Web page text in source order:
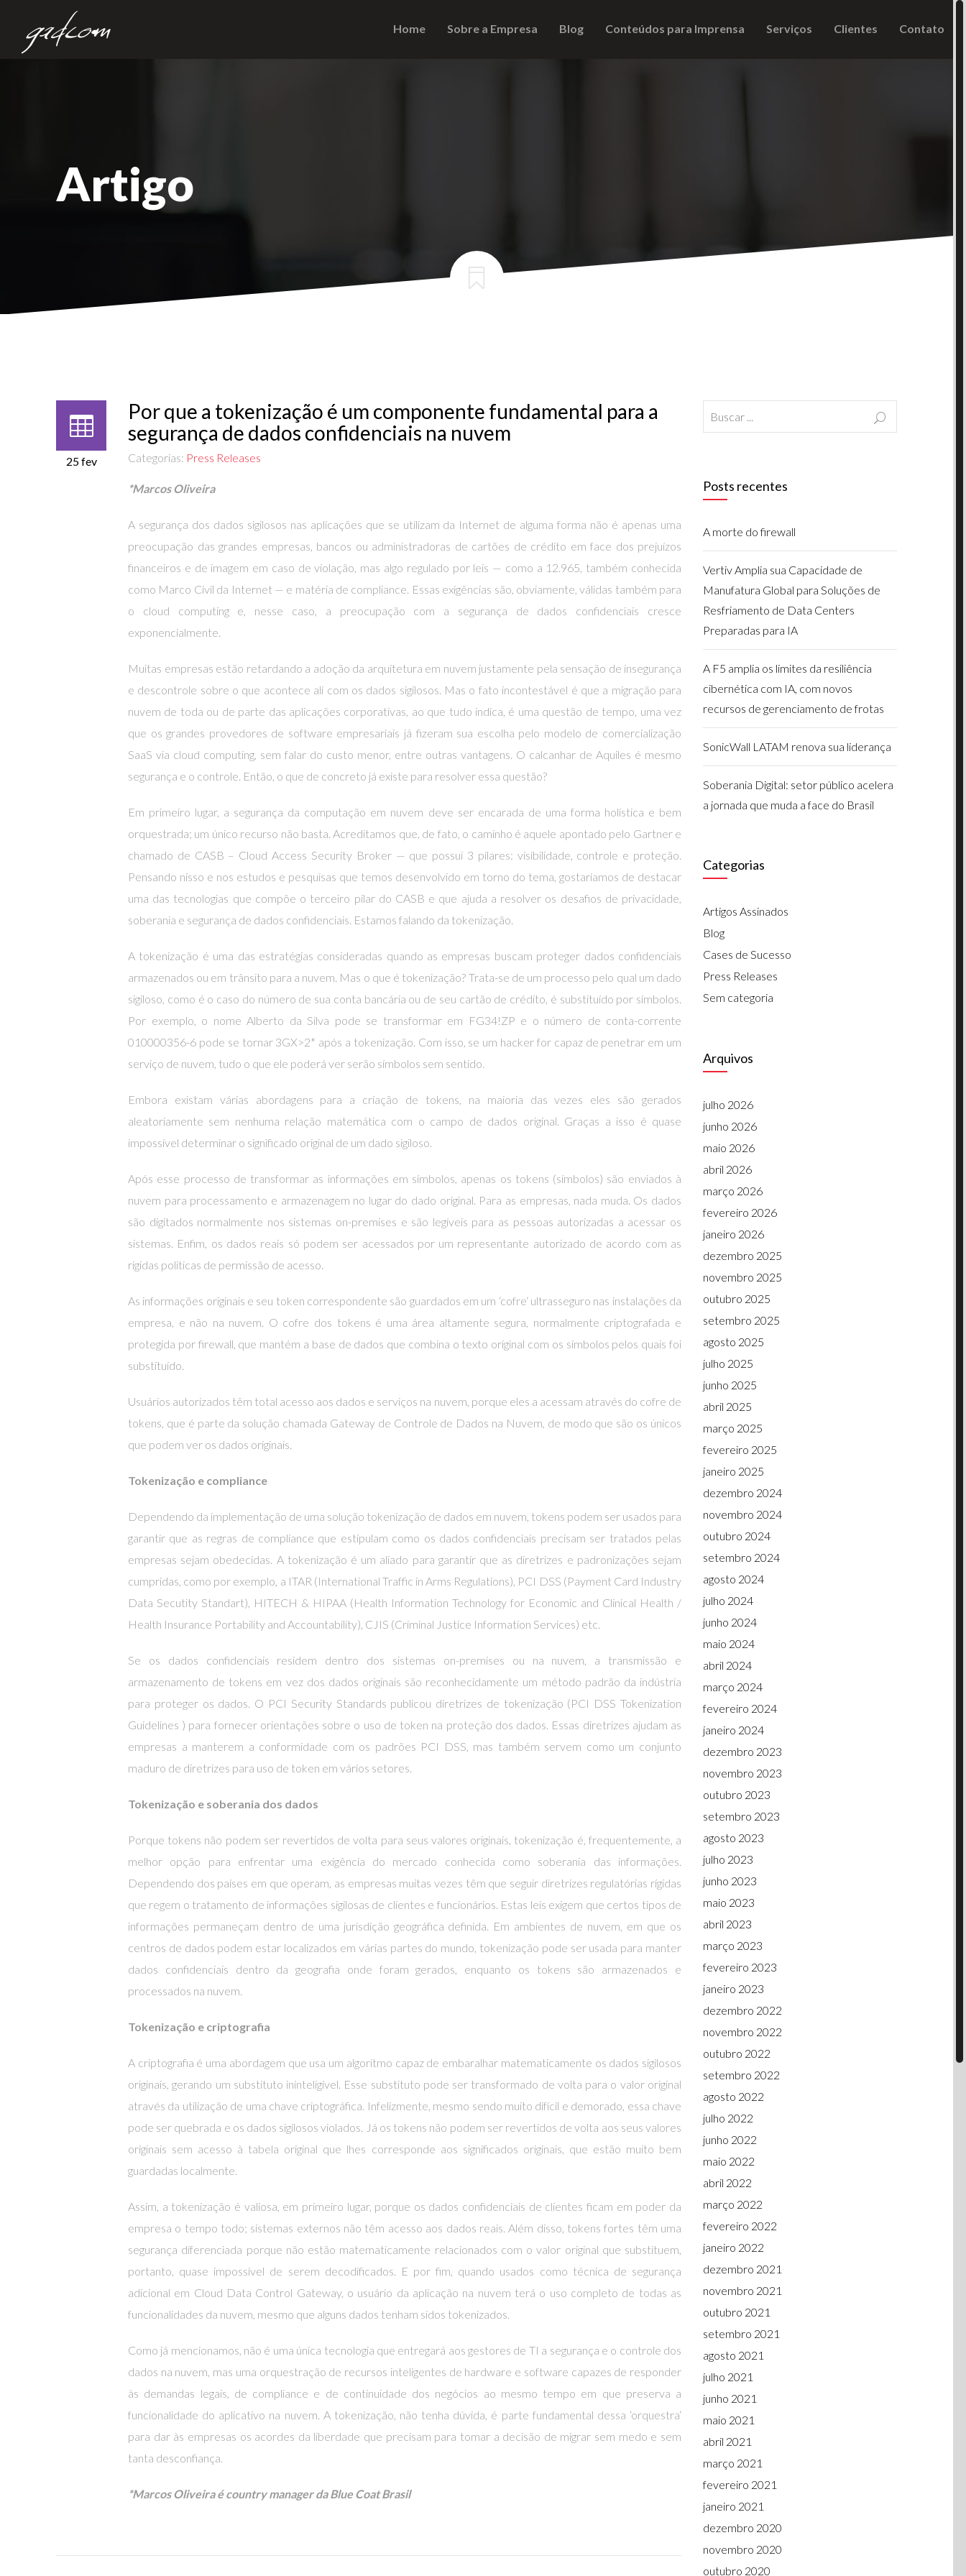
Home Sobre a Empresa Blog Conteúdos para Imprensa Serviços Clientes Contato
Artigo
25 fev
Por que a tokenização é um componente fundamental para a
segurança de dados confidenciais na nuvem
Categorias: Press Releases
*Marcos Oliveira
A segurança dos dados sigilosos nas aplicações que se utilizam da Internet de alguma forma não é apenas uma
preocupação das grandes empresas, bancos ou administradoras de cartões de crédito em face dos prejuízos
financeiros e de imagem em caso de violação, mas algo regulado por leis — como a 12.965, também conhecida
como Marco Civil da Internet — e matéria de compliance. Essas exigências são, obviamente, válidas também para
o cloud computing e, nesse caso, a preocupação com a segurança de dados confidenciais cresce
exponencialmente.
Muitas empresas estão retardando a adoção da arquitetura em nuvem justamente pela sensação de insegurança
e descontrole sobre o que acontece ali com os dados sigilosos. Mas o fato incontestável é que a migração para
nuvem de toda ou de parte das aplicações corporativas, ao que tudo indica, é uma questão de tempo, uma vez
que os grandes provedores de software empresariais já fizeram sua escolha pelo modelo de comercialização
SaaS via cloud computing, sem falar do custo menor, entre outras vantagens. O calcanhar de Aquiles é mesmo
segurança e o controle. Então, o que de concreto já existe para resolver essa questão?
Em primeiro lugar, a segurança da computação em nuvem deve ser encarada de uma forma holística e bem
orquestrada; um único recurso não basta. Acreditamos que, de fato, o caminho é aquele apontado pelo Gartner e
chamado de CASB – Cloud Access Security Broker — que possui 3 pilares: visibilidade, controle e proteção.
Pensando nisso e nos estudos e pesquisas que temos desenvolvido em torno do tema, gostaríamos de destacar
uma das tecnologias que compõe o terceiro pilar do CASB e que ajuda a resolver os desafios de privacidade,
soberania e segurança de dados confidenciais. Estamos falando da tokenização.
A tokenização é uma das estratégias consideradas quando as empresas buscam proteger dados confidenciais
armazenados ou em trânsito para a nuvem. Mas o que é tokenização? Trata-se de um processo pelo qual um dado
sigiloso, como é o caso do número de sua conta bancária ou de seu cartão de crédito, é substituído por símbolos.
Por exemplo, o nome Alberto da Silva pode se transformar em FG34!ZP e o número de conta-corrente
010000356-6 pode se tornar 3GX>2* após a tokenização. Com isso, se um hacker for capaz de penetrar em um
serviço de nuvem, tudo o que ele poderá ver serão símbolos sem sentido.
Embora existam várias abordagens para a criação de tokens, na maioria das vezes eles são gerados
aleatoriamente sem nenhuma relação matemática com o campo de dados original. Graças a isso é quase
impossível determinar o significado original de um dado sigiloso.
Após esse processo de transformar as informações em símbolos, apenas os tokens (símbolos) são enviados à
nuvem para processamento e armazenagem no lugar do dado original. Para as empresas, nada muda. Os dados
são digitados normalmente nos sistemas on-premises e são legíveis para as pessoas autorizadas a acessar os
sistemas. Enfim, os dados reais só podem ser acessados por um representante autorizado de acordo com as
rígidas políticas de permissão de acesso.
As informações originais e seu token correspondente são guardados em um ‘cofre‘ ultrasseguro nas instalações da
empresa, e não na nuvem. O cofre dos tokens é uma área altamente segura, normalmente criptografada e
protegida por firewall, que mantém a base de dados que combina o texto original com os símbolos pelos quais foi
substituído.
Usuários autorizados têm total acesso aos dados e serviços na nuvem, porque eles a acessam através do cofre de
tokens, que é parte da solução chamada Gateway de Controle de Dados na Nuvem, de modo que são os únicos
que podem ver os dados originais.
Tokenização e compliance
Dependendo da implementação de uma solução tokenização de dados em nuvem, tokens podem ser usados para
garantir que as regras de compliance que estipulam como os dados confidenciais precisam ser tratados pelas
empresas sejam obedecidas. A tokenização é um aliado para garantir que as diretrizes e padronizações sejam
cumpridas, como por exemplo, a ITAR (International Traffic in Arms Regulations), PCI DSS (Payment Card Industry
Data Secutity Standart), HITECH & HIPAA (Health Information Technology for Economic and Clinical Health /
Health Insurance Portability and Accountability), CJIS (Criminal Justice Information Services) etc.
Se os dados confidenciais residem dentro dos sistemas on-premises ou na nuvem, a transmissão e
armazenamento de tokens em vez dos dados originais são reconhecidamente um método padrão da indústria
para proteger os dados. O PCI Security Standards publicou diretrizes de tokenização (PCI DSS Tokenization
Guidelines ) para fornecer orientações sobre o uso de token na proteção dos dados. Essas diretrizes ajudam as
empresas a manterem a conformidade com os padrões PCI DSS, mas também servem como um conjunto
maduro de diretrizes para uso de token em vários setores.
Tokenização e soberania dos dados
Porque tokens não podem ser revertidos de volta para seus valores originais, tokenização é, frequentemente, a
melhor opção para enfrentar uma exigência do mercado conhecida como soberania das informações.
Dependendo dos países em que operam, as empresas muitas vezes têm que seguir diretrizes regulatórias rígidas
que regem o tratamento de informações sigilosas de clientes e funcionários. Estas leis exigem que certos tipos de
informações permaneçam dentro de uma jurisdição geográfica definida. Em ambientes de nuvem, em que os
centros de dados podem estar localizados em várias partes do mundo, tokenização pode ser usada para manter
dados confidenciais dentro da geografia onde foram gerados, enquanto os tokens são armazenados e
processados na nuvem.
Tokenização e criptografia
A criptografia é uma abordagem que usa um algoritmo capaz de embaralhar matematicamente os dados sigilosos
originais, gerando um substituto ininteligível. Esse substituto pode ser transformado de volta para o valor original
através da utilização de uma chave criptográfica. Infelizmente, mesmo sendo muito difícil e demorado, essa chave
pode ser quebrada e os dados sigilosos violados. Já os tokens não podem ser revertidos de volta aos seus valores
originais sem acesso à tabela original que lhes corresponde aos significados originais, que estão muito bem
guardadas localmente.
Assim, a tokenização é valiosa, em primeiro lugar, porque os dados confidenciais de clientes ficam em poder da
empresa o tempo todo; sistemas externos não têm acesso aos dados reais. Além disso, tokens fortes têm uma
segurança diferenciada porque não estão matematicamente relacionados com o valor original que substituem,
portanto, quase impossível de serem decodificados. E por fim, quando usados como técnica de segurança
adicional em Cloud Data Control Gateway, o usuário da aplicação na nuvem terá o uso completo de todas as
funcionalidades da nuvem, mesmo que alguns dados tenham sidos tokenizados.
Como já mencionamos, não é uma única tecnologia que entregará aos gestores de TI a segurança e o controle dos
dados na nuvem, mas uma orquestração de recursos inteligentes de hardware e software capazes de responder
às demandas legais, de compliance e de continuidade dos negócios ao mesmo tempo em que preserva a
funcionalidade do aplicativo na nuvem. A tokenização, não tenha dúvida, é parte fundamental dessa ‘orquestra‘
para dar às empresas os acordes da liberdade que precisam para tomar a decisão de migrar sem medo e sem
tanta desconfiança.
*Marcos Oliveira é country manager da Blue Coat Brasil
Posts recentes
A morte do firewall
Vertiv Amplia sua Capacidade de
Manufatura Global para Soluções de
Resfriamento de Data Centers
Preparadas para IA
A F5 amplia os limites da resiliência
cibernética com IA, com novos
recursos de gerenciamento de frotas
SonicWall LATAM renova sua liderança
Soberania Digital: setor público acelera
a jornada que muda a face do Brasil
Categorias
Artigos Assinados
Blog
Cases de Sucesso
Press Releases
Sem categoria
Arquivos
julho 2026
junho 2026
maio 2026
abril 2026
março 2026
fevereiro 2026
janeiro 2026
dezembro 2025
novembro 2025
outubro 2025
setembro 2025
agosto 2025
julho 2025
junho 2025
abril 2025
março 2025
fevereiro 2025
janeiro 2025
dezembro 2024
novembro 2024
outubro 2024
setembro 2024
agosto 2024
julho 2024
junho 2024
maio 2024
abril 2024
março 2024
fevereiro 2024
janeiro 2024
dezembro 2023
novembro 2023
outubro 2023
setembro 2023
agosto 2023
julho 2023
junho 2023
maio 2023
abril 2023
março 2023
fevereiro 2023
janeiro 2023
dezembro 2022
novembro 2022
outubro 2022
setembro 2022
agosto 2022
julho 2022
junho 2022
maio 2022
abril 2022
março 2022
fevereiro 2022
janeiro 2022
dezembro 2021
novembro 2021
outubro 2021
setembro 2021
agosto 2021
julho 2021
junho 2021
maio 2021
abril 2021
março 2021
fevereiro 2021
janeiro 2021
dezembro 2020
novembro 2020
outubro 2020